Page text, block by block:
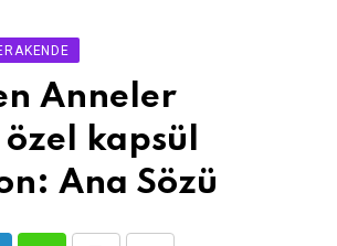
Anneler
özel kapsül
Ana Sözü